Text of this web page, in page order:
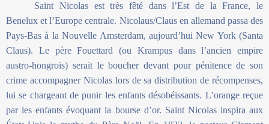
Saint Nicolas est très fêté dans l’Est de la France, le
Benelux et l’Europe centrale. Nicolaus/Claus en allemand passa des
Pays-Bas à la Nouvelle Amsterdam, aujourd’hui New York (Santa
Claus). Le père Fouettard (ou Krampus dans l’ancien empire
austro-hongrois) serait le boucher devant pour pénitence de son
crime accompagner Nicolas lors de sa distribution de récompenses,
lui se chargeant de punir les enfants désobéissants. L’orange reçue
par les enfants évoquant la bourse d’or. Saint Nicolas inspira aux